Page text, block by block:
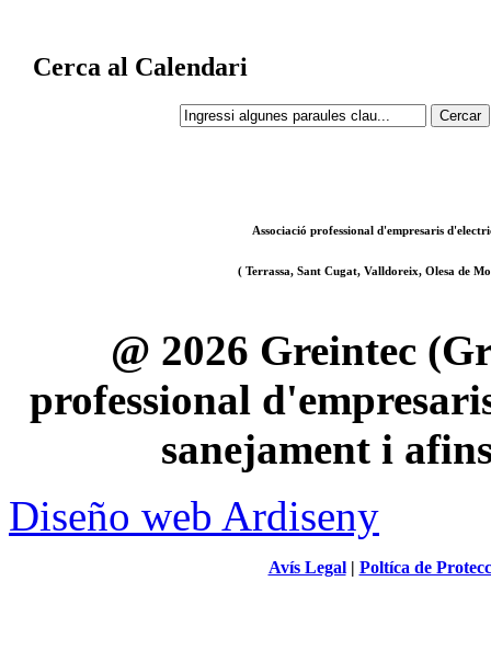
Cerca al Calendari
Associació professional d'empresaris
( Terrassa, Sant Cugat, Valldoreix, Olesa de
@ 2026 Greintec
professional
sanejament i
Diseño web Ardiseny
Avís Legal| Poltíca de